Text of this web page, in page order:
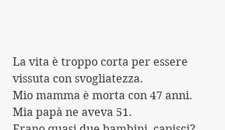
La vita è troppo corta per essere
vissuta con svogliatezza.
Mio mamma è morta con 47 anni.
Mia papà ne aveva 51.